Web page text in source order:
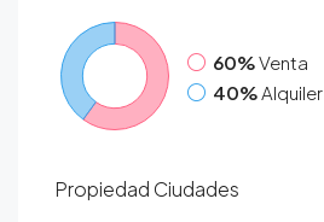
60%Venta
40%Alquiler
Propiedad Ciudades